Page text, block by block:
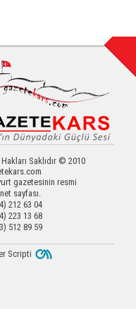
Saklıdır © 2010
gazetesinin resmi
sayfası.
212 63 04
223 13 68
512 89 59
Scripti